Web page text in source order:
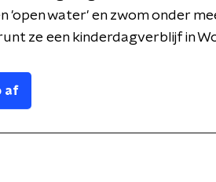
'open water' en zwom onder
ze een kinderdagverblijf in
af